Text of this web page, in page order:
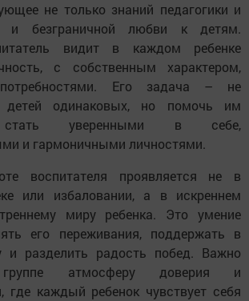
не только знаний педагогики и
и безграничной любви к детям.
видит в каждом ребенке
с собственным характером,
Его задача – не
детей одинаковых, но помочь им
стать уверенными в себе,
и гармоничными личностями.
воспитателя проявляется не в
или избаловании, а в искреннем
миру ребенка. Это умение
его переживания, поддержать в
и разделить радость побед. Важно
атмосферу доверия и
где каждый ребенок чувствует себя